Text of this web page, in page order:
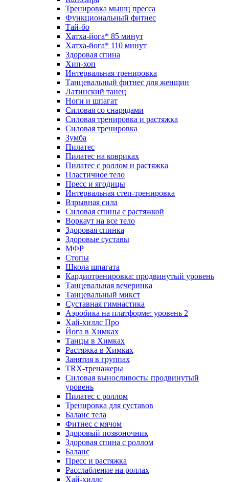
Тренировка мышц пресса
Функциональный фитнес
Тай-бо
Хатха-йога* 85 минут
Хатха-йога* 110 минут
Здоровая спина
Хип-хоп
Интервальная тренировка
Танцевальный фитнес для женщин
Латинский танец
Ноги и шпагат
Силовая со снарядами
Силовая тренировка и растяжка
Силовая тренировка
Зумба
Пилатес
Пилатес на ковриках
Пилатес с роллом и растяжка
Пластичное тело
Пресс и ягодицы
Интервальная степ-тренировка
Взрывная сила
Силовая спины с растяжкой
Воркаут на все тело
Здоровая спинка
Здоровые суставы
МФР
Стопы
Школа шпагата
Кардиотренировка: продвинутый уровень
Танцевальная вечеринка
Танцевальный микст
Суставная гимнастика
Аэробика на платформе: уровень 2
Хай-хиллс Про
Йога в Химках
Танцы в Химках
Растяжка в Химках
Занятия в группах
TRX-тренажеры
Силовая выносливость: продвинутый
уровень
Пилатес с роллом
Тренировка для суставов
Баланс тела
Фитнес с мячом
Здоровый позвоночник
Здоровая спина с роллом
Баланс
Пресс и растяжка
Расслабление на роллах
Хай-хиллс